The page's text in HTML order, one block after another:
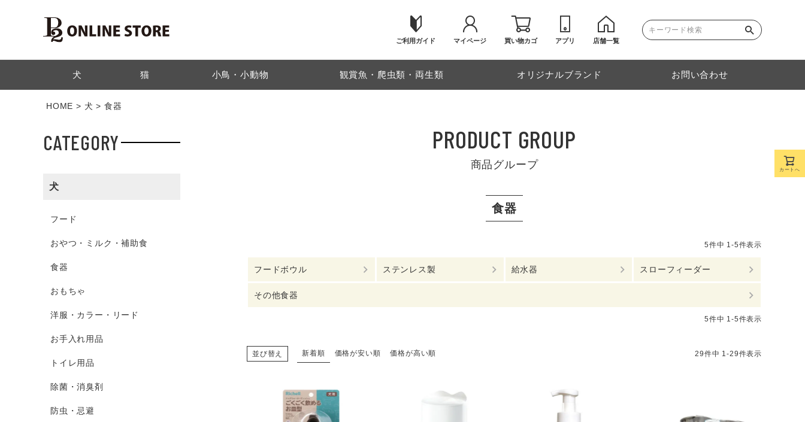
ご利用ガイド マイページ 買い物カゴ アプリ 店舗一覧
検索
犬 猫 小鳥・小動物 観賞魚・爬虫類・両生類 オリジナルブランド お問い合わせ
HOME 犬 食器
CATEGORY
犬
フード
おやつ・ミルク・補助食
食器
おもちゃ
洋服・カラー・リード
お手入れ用品
トイレ用品
除菌・消臭剤
防虫・忌避
PRODUCT GROUP
商品グループ
食器
5件中 1-5件表示
フードボウル ステンレス製 給水器 スローフィーダー
その他食器
5件中 1-5件表示
並び替え 新着順 価格が安い順 価格が高い順 29件中 1-29件表示
カートへ